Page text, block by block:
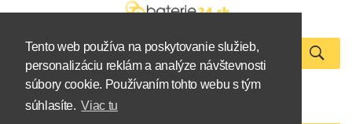
Tento web používa na poskytovanie služieb,
personalizáciu reklám a analýze návštevnosti
súbory cookie. Používaním tohto webu s tým
súhlasíte. Viac tu
Košík Zákazník